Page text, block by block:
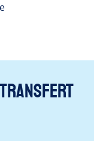
transfert